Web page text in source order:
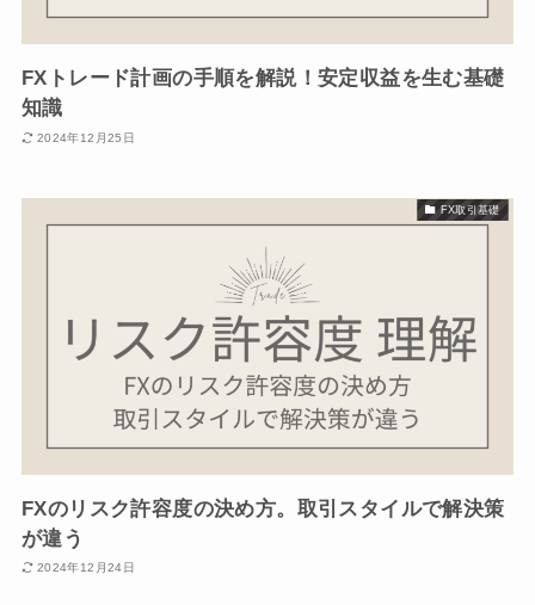
FXトレード計画の手順を解説！安定収益を生む基礎
知識
2024年12月25日
FX取引基礎
FXのリスク許容度の決め方。取引スタイルで解決策
が違う
2024年12月24日